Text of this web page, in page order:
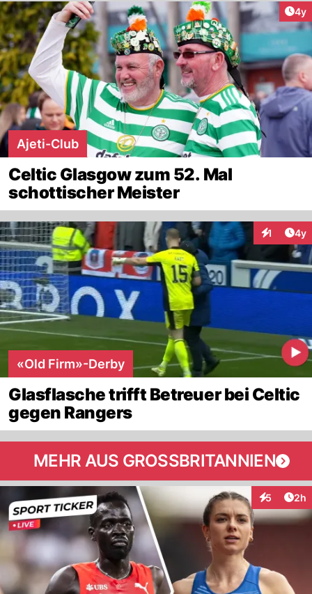
4y
Ajeti-Club
Celtic Glasgow zum 52. Mal
schottischer Meister
1 4y
«Old Firm»-Derby
Glasflasche trifft Betreuer bei Celtic
gegen Rangers
MEHR AUS GROSSBRITANNIEN
5 2h